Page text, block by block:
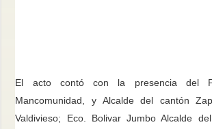
El acto contó con la presencia del
Mancomunidad, y Alcalde del cantón
Valdivieso; Eco. Bolivar Jumbo Alcalde